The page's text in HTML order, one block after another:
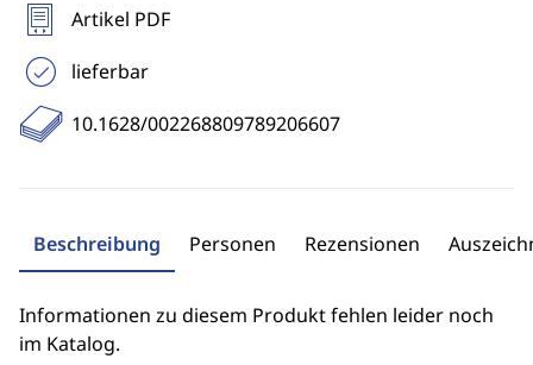
Artikel PDF
lieferbar
10.1628/002268809789206607
Beschreibung Personen Rezensionen
Informationen zu diesem Produkt fehlen leider noch
im Katalog.